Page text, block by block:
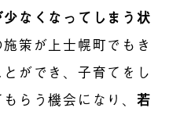
なくなってしまう状
策が上士幌町でもき
ができ、子育てをし
らう機会になり、 若